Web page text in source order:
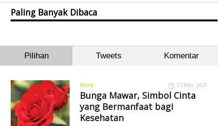
Paling Banyak Dibaca
Pilihan Tweets Komentar
Flora 13 Mar 2021
Bunga Mawar, Simbol Cinta
yang Bermanfaat bagi
Kesehatan